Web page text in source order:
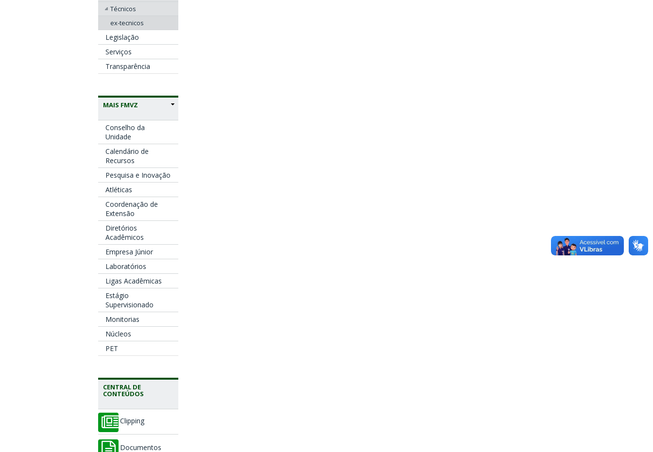
Técnicos
ex-tecnicos
Legislação
Serviços
Transparência
MAIS FMVZ
Conselho da
Unidade
Calendário de
Recursos
Pesquisa e Inovação
Atléticas
Coordenação de
Extensão
Diretórios
Acadêmicos
Empresa Júnior
Laboratórios
Ligas Acadêmicas
Estágio
Supervisionado
Monitorias
Núcleos
PET
CENTRAL DE
CONTEÚDOS
Clipping
Documentos